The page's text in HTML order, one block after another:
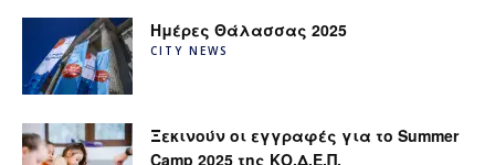
Ημέρες Θάλασσας 2025
CITY NEWS
Ξεκινούν οι εγγραφές για το Summer
Camp 2025 της ΚΟ.Δ.Ε.Π.